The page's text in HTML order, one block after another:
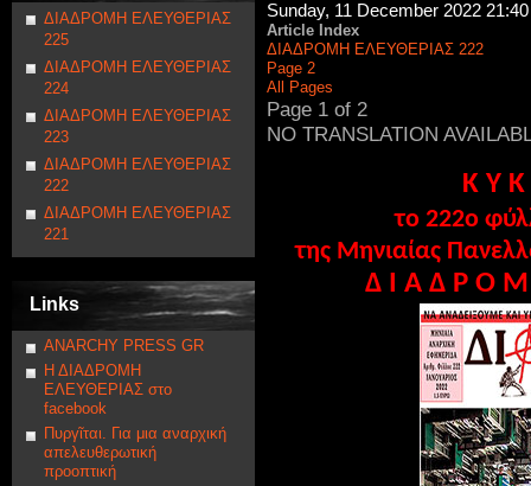
ΔΙΑΔΡΟΜΗ ΕΛΕΥΘΕΡΙΑΣ
225
ΔΙΑΔΡΟΜΗ ΕΛΕΥΘΕΡΙΑΣ
224
ΔΙΑΔΡΟΜΗ ΕΛΕΥΘΕΡΙΑΣ
223
ΔΙΑΔΡΟΜΗ ΕΛΕΥΘΕΡΙΑΣ
222
ΔΙΑΔΡΟΜΗ ΕΛΕΥΘΕΡΙΑΣ
221
Links
ANARCHY PRESS GR
Η ΔΙΑΔΡΟΜΗ
ΕΛΕΥΘΕΡΙΑΣ στο
facebook
Πυργῖται. Για μια αναρχική
απελευθερωτική
προοπτική
Sunday, 11 December 2022 21:40
Article Index
ΔΙΑΔΡΟΜΗ ΕΛΕΥΘΕΡΙΑΣ 222
Page 2
All Pages
Page 1 of 2
NO TRANSLATION
Κ Υ
το 222ο
της Μηνιαίας
Δ Ι Α Δ Ρ Ο